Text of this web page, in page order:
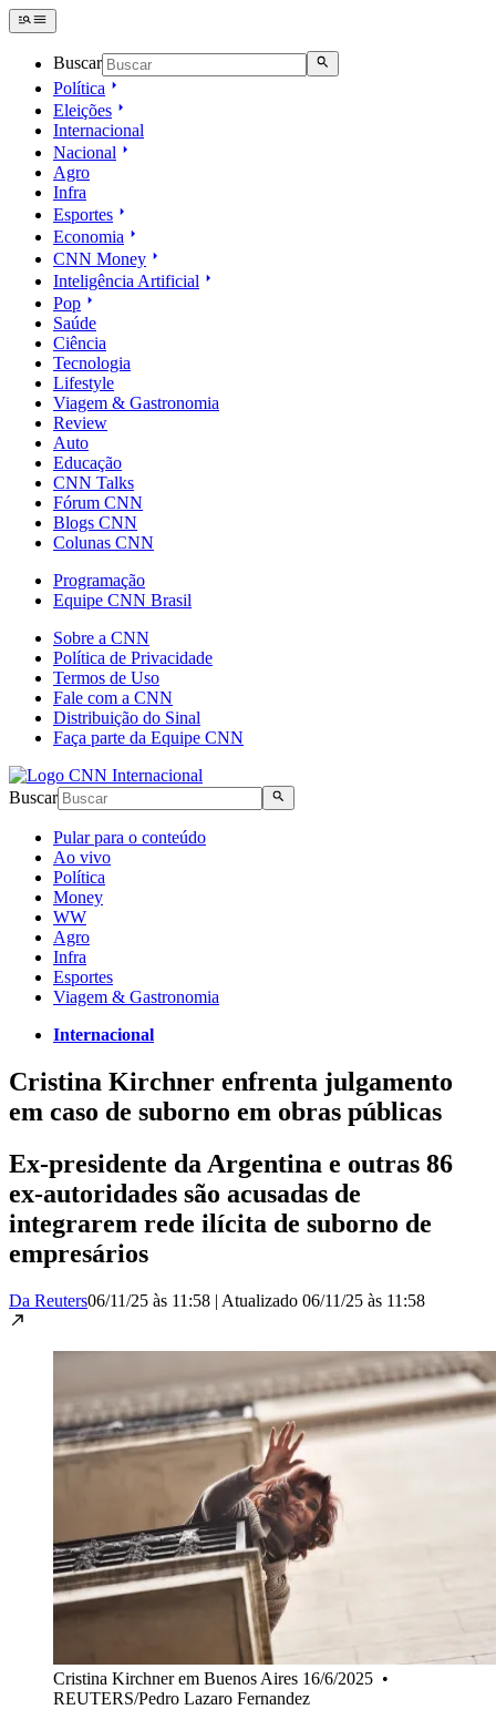
Buscar
Política
Eleições
Internacional
Nacional
Agro
Infra
Esportes
Economia
CNN Money
Inteligência Artificial
Pop
Saúde
Ciência
Tecnologia
Lifestyle
Viagem & Gastronomia
Review
Auto
Educação
CNN Talks
Fórum CNN
Blogs CNN
Colunas CNN
Programação
Equipe CNN Brasil
Sobre a CNN
Política de Privacidade
Termos de Uso
Fale com a CNN
Distribuição do Sinal
Faça parte da Equipe CNN
Buscar
Pular para o conteúdo
Ao vivo
Política
Money
WW
Agro
Infra
Esportes
Viagem & Gastronomia
Internacional
Cristina Kirchner enfrenta julgamento
em caso de suborno em obras públicas
Ex-presidente da Argentina e outras 86
ex-autoridades são acusadas de
integrarem rede ilícita de suborno de
empresários
Da Reuters06/11/25 às 11:58 | Atualizado 06/11/25 às 11:58
Cristina Kirchner em Buenos Aires 16/6/2025 •
REUTERS/Pedro Lazaro Fernandez